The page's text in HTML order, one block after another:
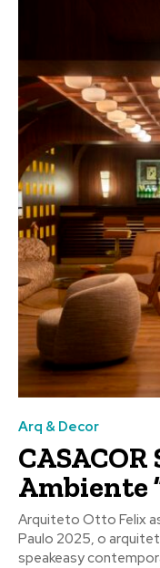
Arq & Decor
CASACOR
Ambiente
Arquiteto Otto Felix assina o
Paulo 2025, o
speakeasy